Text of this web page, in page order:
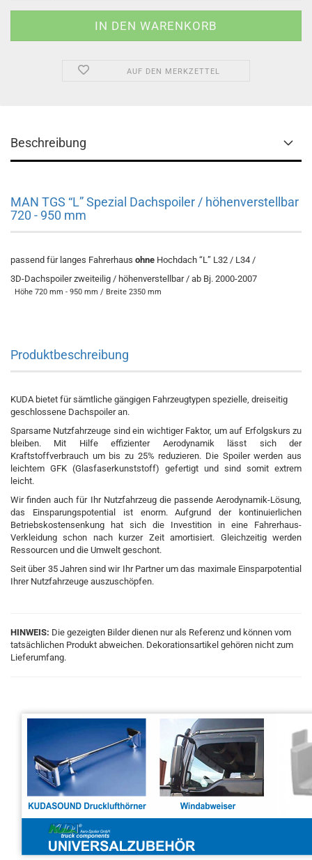
AUF DEN MERKZETTEL
Beschreibung
MAN TGS “L” Spezial Dachspoiler / höhenverstellbar
720 - 950 mm
passend für langes Fahrerhaus ohne Hochdach “L” L32 / L34 /
3D-Dachspoiler zweiteilig / höhenverstellbar / ab Bj. 2000-2007
Höhe 720 mm - 950 mm / Breite 2350 mm
Produktbeschreibung
KUDA bietet für sämtliche gängigen Fahrzeugtypen spezielle, dreiseitig
geschlossene Dachspoiler an.
Sparsame Nutzfahrzeuge sind ein wichtiger Faktor, um auf Erfolgskurs zu
bleiben. Mit Hilfe effizienter Aerodynamik lässt sich der
Kraftstoffverbrauch um bis zu 25% reduzieren. Die Spoiler werden aus
leichtem GFK (Glasfaserkunststoff) gefertigt und sind somit extrem
leicht.
Wir finden auch für Ihr Nutzfahrzeug die passende Aerodynamik-Lösung,
das Einsparungspotential ist enorm. Aufgrund der kontinuierlichen
Betriebskostensenkung hat sich die Investition in eine Fahrerhaus-
Verkleidung schon nach kurzer Zeit amortisiert. Gleichzeitig werden
Ressourcen und die Umwelt geschont.
Seit über 35 Jahren sind wir Ihr Partner um das maximale Einsparpotential
Ihrer Nutzfahrzeuge auszuschöpfen.
HINWEIS: Die gezeigten Bilder dienen nur als Referenz und können vom
tatsächlichen Produkt abweichen. Dekorationsartikel gehören nicht zum
Lieferumfang.